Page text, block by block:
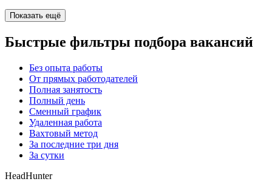
Показать ещё
Быстрые фильтры подбора вакансий
Без опыта работы
От прямых работодателей
Полная занятость
Полный день
Сменный график
Удаленная работа
Вахтовый метод
За последние три дня
За сутки
HeadHunter